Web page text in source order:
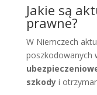
Jakie są
prawne?
W Niemczech
poszkodowanych
szkodyi